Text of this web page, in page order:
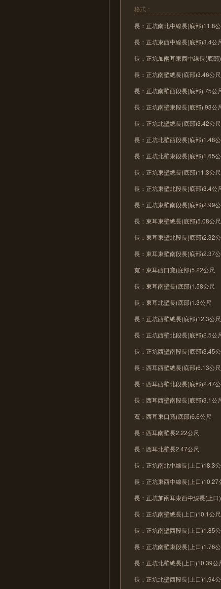
格式：
長：正坑南北中線長(底部)11.8
長：正坑東西中線長(底部)3.4公
長：正坑加兩耳東西中線長(底部
長：正坑南壁總長(底部)3.46公尺
長：正坑南壁西段長(底部).75公
長：正坑南壁東段長(底部).93公
長：正坑北壁總長(底部)3.42公尺
長：正坑北壁西段長(底部)1.48
長：正坑北壁東段長(底部)1.65
長：正坑東壁總長(底部)11.3公尺
長：正坑東壁北段長(底部)3.4公
長：正坑東壁南段長(底部)2.99
長：東耳東壁總長(底部)5.08公尺
長：東耳東壁北段長(底部)2.32
長：東耳東壁南段長(底部)2.37
寬：東耳西口寬(底部)5.22公尺
長：東耳南壁長(底部)1.58公尺
長：東耳北壁長(底部)1.3公尺
長：正坑西壁總長(底部)12.3公尺
長：正坑西壁北段長(底部)2.5公
長：正坑西壁南段長(底部)3.45
長：西耳西壁總長(底部)6.13公尺
長：西耳西壁北段長(底部)2.47
長：西耳西壁南段長(底部)3.1公
寬：西耳東口寬(底部)6.6公尺
長：西耳南壁長2.22公尺
長：西耳北壁長2.47公尺
長：正坑南北中線長(上口)18.3
長：正坑東西中線長(上口)10.27
長：正坑加兩耳東西中線長(上口
長：正坑南壁總長(上口)10.1公尺
長：正坑南壁西段長(上口)1.85
長：正坑南壁東段長(上口)1.76
長：正坑北壁總長(上口)10.39公
長：正坑北壁西段長(上口)1.94